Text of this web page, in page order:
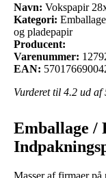
Navn: Vokspapir
Kategori:
og pladepapir
Producent:
Varenummer:
EAN:
Vurderet til 4.2 ud af
Emballage /
Masser af firmaer